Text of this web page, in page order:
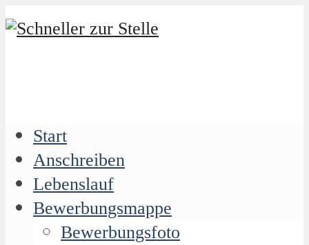
Start
Anschreiben
Lebenslauf
Bewerbungsmappe
Bewerbungsfoto